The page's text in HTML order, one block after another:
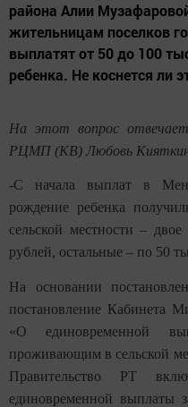
района Алии
жительницам поселков
выплатят от 50 до 100
ребенка. Не коснется ли
На этот вопрос
РЦМП (КВ) Любовь
-С начала выплат в
рождение ребенка
сельской местности –
рублей, остальные – по 50
На основании
постановление Кабинета
«О единовременной
проживающим в сельской
Правительство РТ
единовременной выплаты